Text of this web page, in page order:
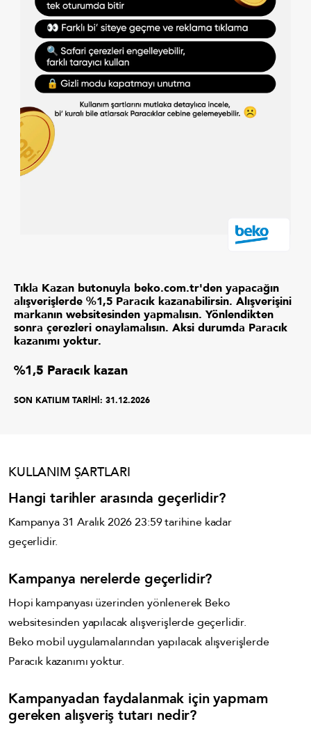
Tıkla Kazan butonuyla beko.com.tr'den yapacağın
alışverişlerde %1,5 Paracık kazanabilirsin. Alışverişini
markanın websitesinden yapmalısın. Yönlendikten
sonra çerezleri onaylamalısın. Aksi durumda Paracık
kazanımı yoktur.
%1,5 Paracık kazan
SON KATILIM TARİHİ: 31.12.2026
KULLANIM ŞARTLARI
Hangi tarihler arasında geçerlidir?
Kampanya 31 Aralık 2026 23:59 tarihine kadar
geçerlidir.
Kampanya nerelerde geçerlidir?
Hopi kampanyası üzerinden yönlenerek Beko
websitesinden yapılacak alışverişlerde geçerlidir.
Beko mobil uygulamalarından yapılacak alışverişlerde
Paracık kazanımı yoktur.
Kampanyadan faydalanmak için yapmam
gereken alışveriş tutarı nedir?